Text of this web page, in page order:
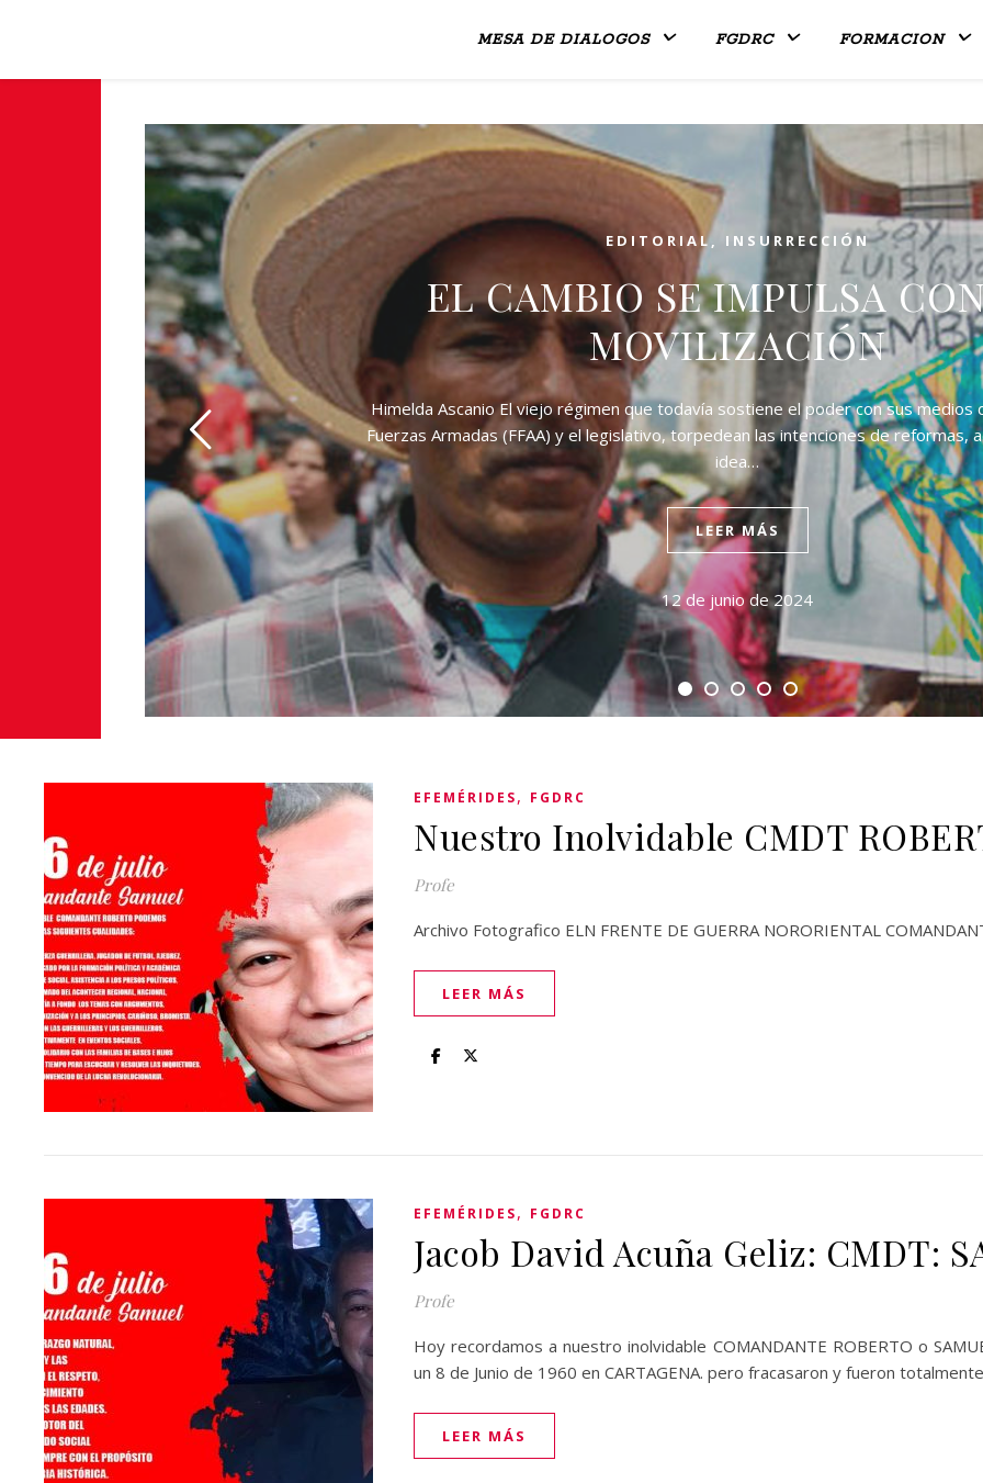
MESA DE DIALOGOS FGDRC FORMACION
EDITORIAL, INSURRECCIÓN
EL CAMBIO SE IMPULSA
MOVILIZACIÓN
Himelda Ascanio El viejo régimen que todavía sostiene el poder con sus medios
Fuerzas Armadas (FFAA) y el legislativo, torpedean las intenciones de reformas,
idea…
LEER MÁS
12 de junio de 2024
EFEMÉRIDES, FGDRC
Nuestro Inolvidable CMDT
Profe
Archivo Fotografico ELN FRENTE DE GUERRA NORORIENTAL
LEER MÁS
EFEMÉRIDES, FGDRC
Jacob David Acuña Geliz: CMDT:
Profe
Hoy recordamos a nuestro inolvidable COMANDANTE ROBERTO o
un 8 de Junio de 1960 en CARTAGENA. pero fracasaron y fueron
LEER MÁS